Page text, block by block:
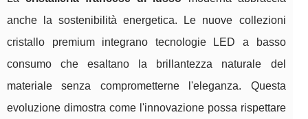
anche la sostenibilità energetica. Le nuove collezioni
cristallo premium integrano tecnologie LED a basso
consumo che esaltano la brillantezza naturale del
materiale senza comprometterne l'eleganza. Questa
evoluzione dimostra come l'innovazione possa rispettare